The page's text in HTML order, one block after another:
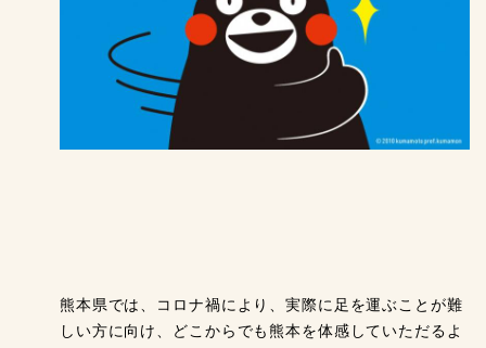
熊本県では、コロナ禍により、実際に足を運ぶことが難
しい方に向け、どこからでも熊本を体感していただるよ